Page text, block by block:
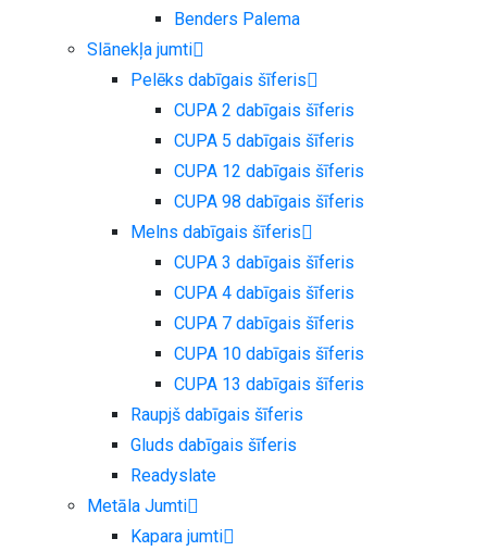
Benders Palema
Slānekļa jumti
Pelēks dabīgais šīferis
CUPA 2 dabīgais šīferis
CUPA 5 dabīgais šīferis
CUPA 12 dabīgais šīferis
CUPA 98 dabīgais šīferis
Melns dabīgais šīferis
CUPA 3 dabīgais šīferis
CUPA 4 dabīgais šīferis
CUPA 7 dabīgais šīferis
CUPA 10 dabīgais šīferis
CUPA 13 dabīgais šīferis
Raupjš dabīgais šīferis
Gluds dabīgais šīferis
Readyslate
Metāla Jumti
Kapara jumti